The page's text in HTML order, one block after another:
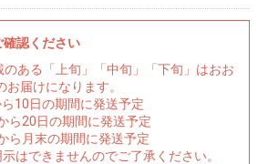
認ください
ある「上旬」「中旬」「下旬」はおお
届けになります。
10日の期間に発送予定
ら20日の期間に発送予定
ら月末の期間に発送予定
はできませんのでご了承ください。
ルトグ
ッズ